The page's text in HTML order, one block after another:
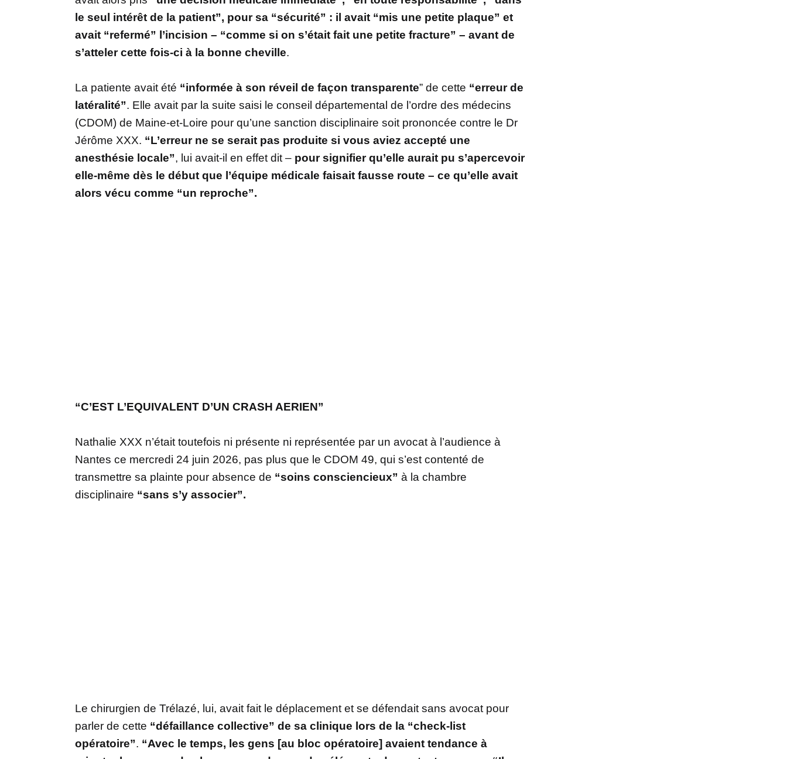
le seul intérêt de la patient”, pour sa “sécurité” : il avait “mis une petite plaque” et
avait “refermé” l’incision – “comme si on s’était fait une petite fracture” – avant de
s’atteler cette fois-ci à la bonne cheville.
La patiente avait été “informée à son réveil de façon transparente” de cette “erreur de
latéralité”. Elle avait par la suite saisi le conseil départemental de l’ordre des médecins
(CDOM) de Maine-et-Loire pour qu’une sanction disciplinaire soit prononcée contre le Dr
Jérôme XXX. “L’erreur ne se serait pas produite si vous aviez accepté une
anesthésie locale”, lui avait-il en effet dit – pour signifier qu’elle aurait pu s’apercevoir
elle-même dès le début que l’équipe médicale faisait fausse route – ce qu’elle avait
alors vécu comme “un reproche”.
“C’EST L’EQUIVALENT D’UN CRASH AERIEN”
Nathalie XXX n’était toutefois ni présente ni représentée par un avocat à l’audience à
Nantes ce mercredi 24 juin 2026, pas plus que le CDOM 49, qui s’est contenté de
transmettre sa plainte pour absence de “soins consciencieux” à la chambre
disciplinaire “sans s’y associer”.
Le chirurgien de Trélazé, lui, avait fait le déplacement et se défendait sans avocat pour
parler de cette “défaillance collective” de sa clinique lors de la “check-list
opératoire”. “Avec le temps, les gens [au bloc opératoire] avaient tendance à